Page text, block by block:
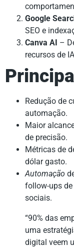
Google
SEO e
Canva AI –
recursos de
Redução de
automação.
Maior
de precisão.
Métricas de
dólar gasto.
Automação
follow-ups de
sociais.
“90% das
uma
digital veem